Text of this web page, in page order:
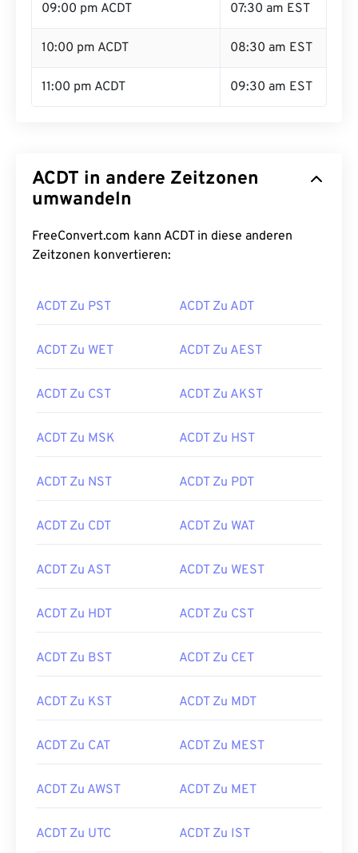
09:00 pm ACDT 07:30 am EST
10:00 pm ACDT 08:30 am EST
11:00 pm ACDT 09:30 am EST
ACDT in andere Zeitzonen
umwandeln
FreeConvert.com kann ACDT in diese anderen
Zeitzonen konvertieren:
ACDT Zu PST ACDT Zu ADT
ACDT Zu WET ACDT Zu AEST
ACDT Zu CST ACDT Zu AKST
ACDT Zu MSK ACDT Zu HST
ACDT Zu NST ACDT Zu PDT
ACDT Zu CDT ACDT Zu WAT
ACDT Zu AST ACDT Zu WEST
ACDT Zu HDT ACDT Zu CST
ACDT Zu BST ACDT Zu CET
ACDT Zu KST ACDT Zu MDT
ACDT Zu CAT ACDT Zu MEST
ACDT Zu AWST ACDT Zu MET
ACDT Zu UTC ACDT Zu IST